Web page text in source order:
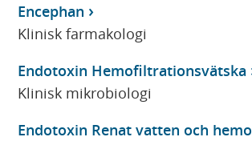
Encephan
Klinisk farmakologi
Endotoxin Hemofiltrationsvätska
Klinisk mikrobiologi
Endotoxin Renat vatten och